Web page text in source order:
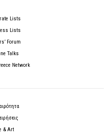
Lists
Lists
Forum
Talks
Network
& Art